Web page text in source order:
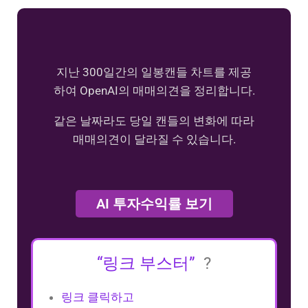
지난 300일간의 일봉캔들 차트를 제공
하여 OpenAI의 매매의견을 정리합니다.
같은 날짜라도 당일 캔들의 변화에 따라
매매의견이 달라질 수 있습니다.
AI 투자수익률 보기
“링크 부스터” ?
링크 클릭하고